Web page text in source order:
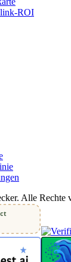
ROI
Alle Rechte